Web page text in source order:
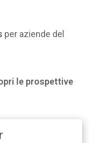
per aziende del
le prospettive